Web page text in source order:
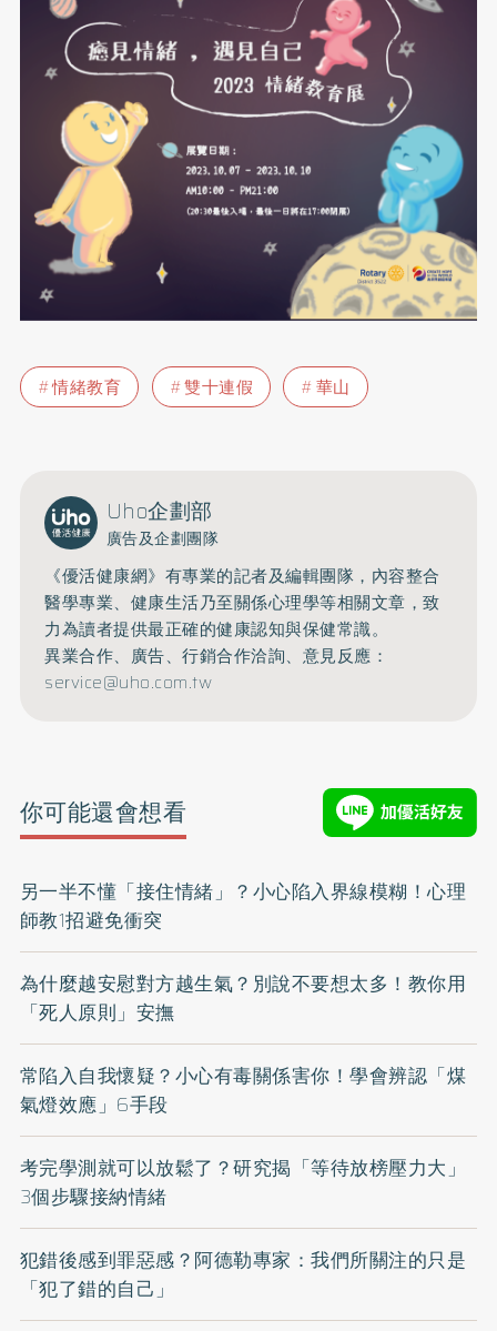
情緒教育 雙十連假 華山
Uho企劃部
廣告及企劃團隊
《優活健康網》有專業的記者及編輯團隊，內容整合
醫學專業、健康生活乃至關係心理學等相關文章，致
力為讀者提供最正確的健康認知與保健常識。
異業合作、廣告、行銷合作洽詢、意見反應：
service@uho.com.tw
你可能還會想看
另一半不懂「接住情緒」？小心陷入界線模糊！心理
師教1招避免衝突
為什麼越安慰對方越生氣？別說不要想太多！教你用
「死人原則」安撫
常陷入自我懷疑？小心有毒關係害你！學會辨認「煤
氣燈效應」6手段
考完學測就可以放鬆了？研究揭「等待放榜壓力大」
3個步驟接納情緒
犯錯後感到罪惡感？阿德勒專家：我們所關注的只是
「犯了錯的自己」